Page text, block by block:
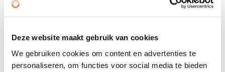
Deze website maakt gebruik van cookies
We gebruiken cookies om content en advertenties te
personaliseren, om functies voor social media te bieden